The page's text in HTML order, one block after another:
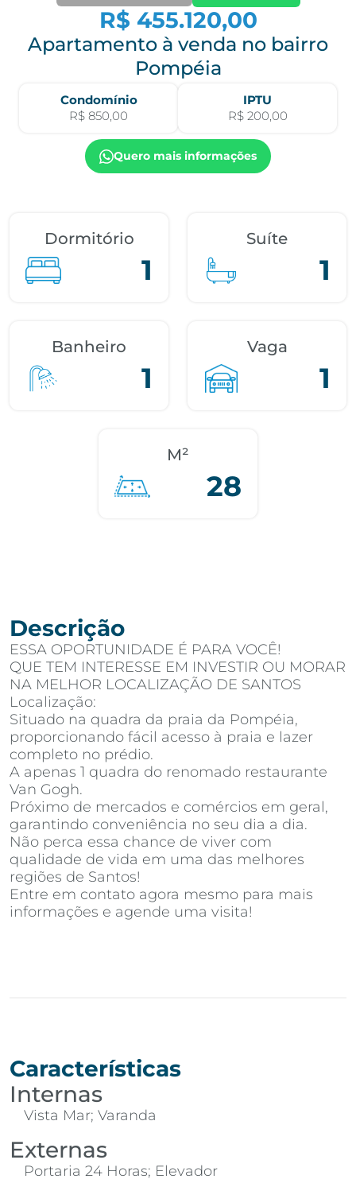
R$ 455.120,00
Apartamento à venda no bairro
Pompéia
Condomínio
R$ 850,00
IPTU
R$ 200,00
Quero mais informações
Dormitório
1
Suíte
1
Banheiro
1
Vaga
1
M²
28
Descrição
ESSA OPORTUNIDADE É PARA VOCÊ!
QUE TEM INTERESSE EM INVESTIR OU MORAR
NA MELHOR LOCALIZAÇÃO DE SANTOS
Localização:
Situado na quadra da praia da Pompéia,
proporcionando fácil acesso à praia e lazer
completo no prédio.
A apenas 1 quadra do renomado restaurante
Van Gogh.
Próximo de mercados e comércios em geral,
garantindo conveniência no seu dia a dia.
Não perca essa chance de viver com
qualidade de vida em uma das melhores
regiões de Santos!
Entre em contato agora mesmo para mais
informações e agende uma visita!
Características
Internas
Vista Mar; Varanda
Externas
Portaria 24 Horas; Elevador